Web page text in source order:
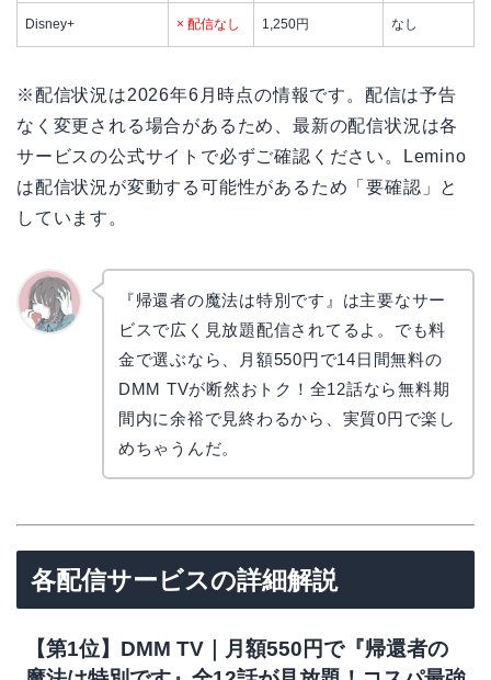
Disney+ × 配信なし 1,250円 なし
※配信状況は2026年6月時点の情報です。配信は予告
なく変更される場合があるため、最新の配信状況は各
サービスの公式サイトで必ずご確認ください。Lemino
は配信状況が変動する可能性があるため「要確認」と
しています。
『帰還者の魔法は特別です』は主要なサー
ビスで広く見放題配信されてるよ。でも料
金で選ぶなら、月額550円で14日間無料の
DMM TVが断然おトク！全12話なら無料期
間内に余裕で見終わるから、実質0円で楽し
めちゃうんだ。
各配信サービスの詳細解説
【第1位】DMM TV｜月額550円で『帰還者の